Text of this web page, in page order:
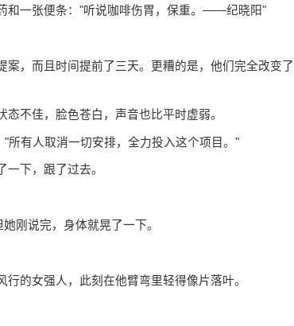
和一张便条："听说咖啡伤胃，保重。——纪晓阳"
，而且时间提前了三天。更糟的是，他们完全改变了
不佳，脸色苍白，声音也比平时虚弱。
所有人取消一切安排，全力投入这个项目。"
下，跟了过去。
刚说完，身体就晃了一下。
的女强人，此刻在他臂弯里轻得像片落叶。